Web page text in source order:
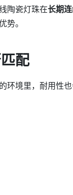
陶瓷灯珠在长期
势。
配
环境里，耐用性